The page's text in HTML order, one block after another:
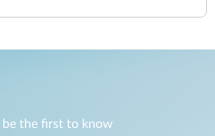
be the first to know